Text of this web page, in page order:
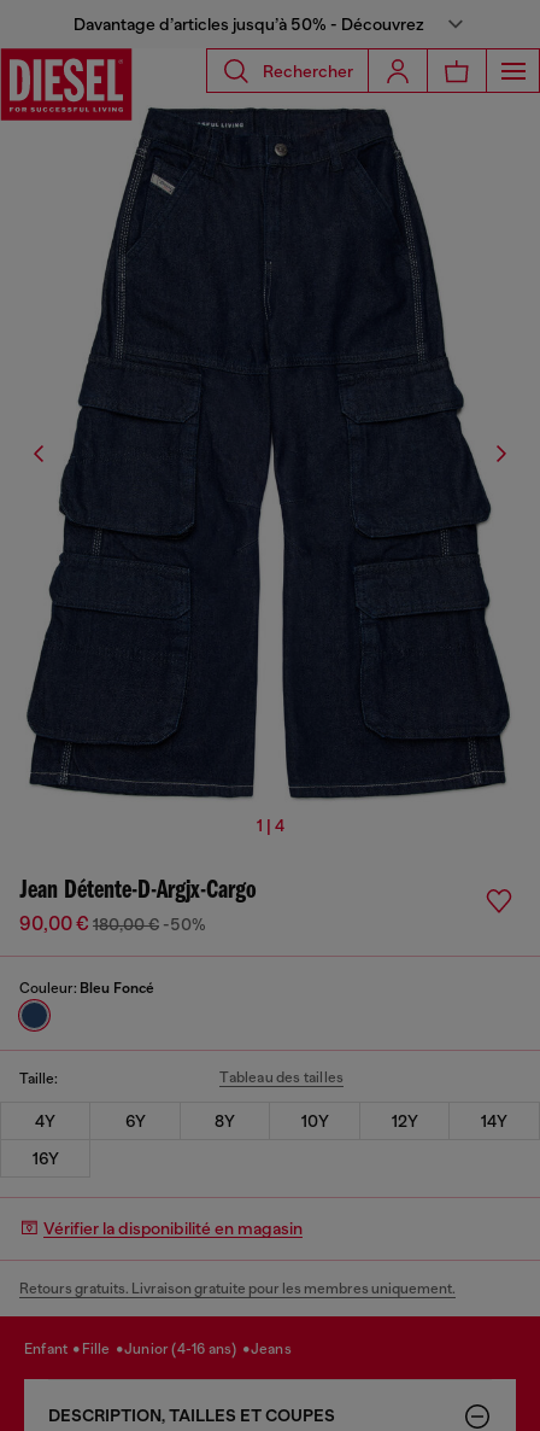
Davantage d’articles jusqu’à 50% - Découvrez
Rechercher
1 | 4
Jean Détente-D-Argjx-Cargo
90,00 € 180,00 € -50%
Couleur: Bleu Foncé
Taille: Tableau des tailles
4Y 6Y 8Y 10Y 12Y
14Y
16Y
Vérifier la disponibilité en magasin
Retours gratuits. Livraison gratuite pour les membres uniquement.
enfant fille junior (4-16 ans) jeans
DESCRIPTION, TAILLES ET COUPES